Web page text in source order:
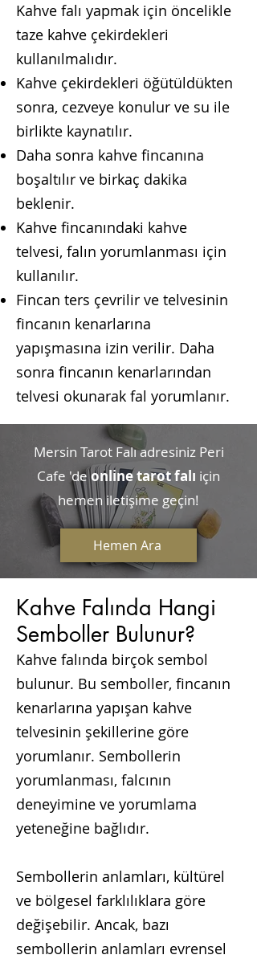
Kahve falı yapmak için öncelikle
taze kahve çekirdekleri
kullanılmalıdır.
Kahve çekirdekleri öğütüldükten
sonra, cezveye konulur ve su ile
birlikte kaynatılır.
Daha sonra kahve fincanına
boşaltılır ve birkaç dakika
beklenir.
Kahve fincanındaki kahve
telvesi, falın yorumlanması için
kullanılır.
Fincan ters çevrilir ve telvesinin
fincanın kenarlarına
yapışmasına izin verilir. Daha
sonra fincanın kenarlarından
telvesi okunarak fal yorumlanır.
Mersin Tarot Falı adresiniz Peri
Cafe 'deonline tarot falı için
hemen iletişime geçin!
Hemen Ara
Kahve Falında Hangi
Semboller Bulunur?
Kahve falında birçok sembol
bulunur. Bu semboller, fincanın
kenarlarına yapışan kahve
telvesinin şekillerine göre
yorumlanır. Sembollerin
yorumlanması, falcının
deneyimine ve yorumlama
yeteneğine bağlıdır.
Sembollerin anlamları, kültürel
ve bölgesel farklılıklara göre
değişebilir. Ancak, bazı
sembollerin anlamları evrensel